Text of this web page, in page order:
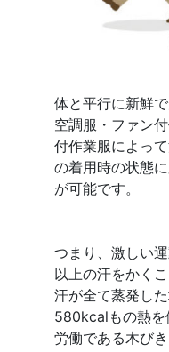
体と平行に新鮮
空調服・ファン
付作業服によっ
の着用時の状態
が可能です。
つまり、激しい
以上の汗をかく
汗が全て蒸発し
580kcalもの熱を
労働である木び